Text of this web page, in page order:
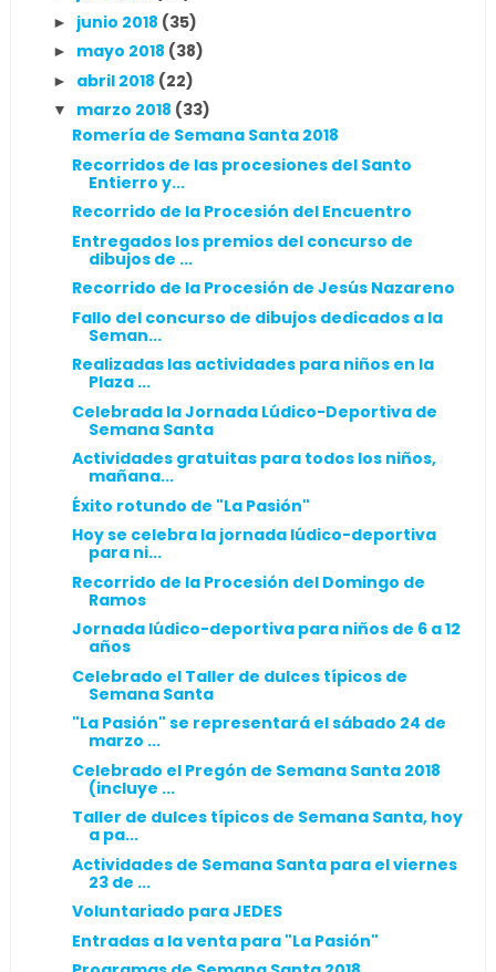
► junio 2018 (35)
► mayo 2018 (38)
► abril 2018 (22)
▼ marzo 2018 (33)
Romería de Semana Santa 2018
Recorridos de las procesiones del Santo
Entierro y...
Recorrido de la Procesión del Encuentro
Entregados los premios del concurso de
dibujos de ...
Recorrido de la Procesión de Jesús Nazareno
Fallo del concurso de dibujos dedicados a la
Seman...
Realizadas las actividades para niños en la
Plaza ...
Celebrada la Jornada Lúdico-Deportiva de
Semana Santa
Actividades gratuitas para todos los niños,
mañana...
Éxito rotundo de "La Pasión"
Hoy se celebra la jornada lúdico-deportiva
para ni...
Recorrido de la Procesión del Domingo de
Ramos
Jornada lúdico-deportiva para niños de 6 a 12
años
Celebrado el Taller de dulces típicos de
Semana Santa
"La Pasión" se representará el sábado 24 de
marzo ...
Celebrado el Pregón de Semana Santa 2018
(incluye ...
Taller de dulces típicos de Semana Santa, hoy
a pa...
Actividades de Semana Santa para el viernes
23 de ...
Voluntariado para JEDES
Entradas a la venta para "La Pasión"